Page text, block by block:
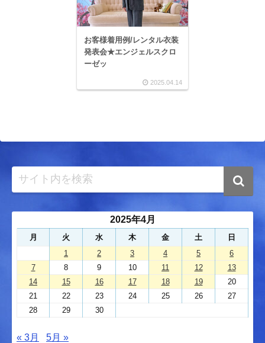
お客様着用例/レンタル衣装
発表会★エンジェルスクロ
ーゼッ
2025.04.14
2025年4月
月 火 水 木 金 土
日
1
2 3 4 5
6
7
8 9 10 11 12
13
14
15 16 17 18 19
20
21
22 23 24 25 26
27
28
29 30
« 3月 5月 »